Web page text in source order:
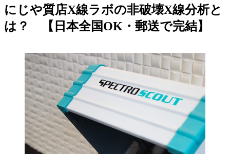
にじや質店X線ラボの非破壊X線分析と
は？ 【日本全国OK・郵送で完結】